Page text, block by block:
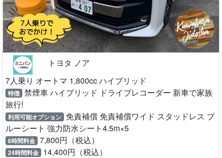
トヨタ ノア
7人乗り オートマ 1,800cc ハイブリッド
特徴 禁煙車 ハイブリッド ドライブレコーダー 新車で家族
旅行!
利用可能オプション 免責補償 免責補償ワイド スタッドレス ブ
ルーシート 強力防水シート4.5m×5
6時間料金 7,800円（税込）
24時間料金 14,400円（税込）